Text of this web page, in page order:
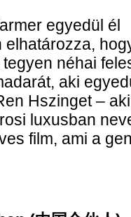
egyedül él
néhai
aki
Hszinget –
luxusban
film, ami a